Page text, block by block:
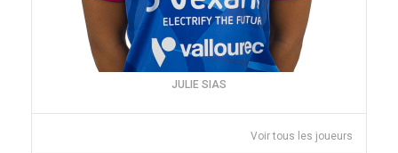
JULIE SIAS
Voir tous les joueurs